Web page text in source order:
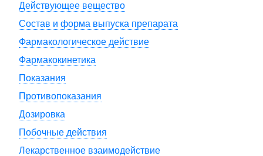
Действующее вещество
Состав и форма выпуска препарата
Фармакологическое действие
Фармакокинетика
Показания
Противопоказания
Дозировка
Побочные действия
Лекарственное взаимодействие